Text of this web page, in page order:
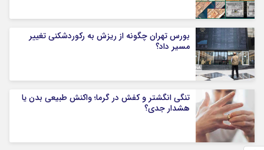
بورس تهران چگونه از ریزش به رکوردشکنی تغییر
مسیر داد؟
تنگی انگشتر و کفش در گرما؛ واکنش طبیعی بدن یا
هشدار جدی؟